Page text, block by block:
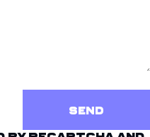
Send